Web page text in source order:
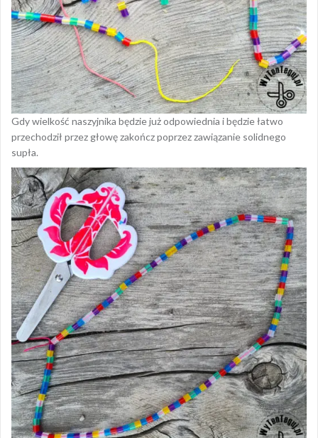
Gdy wielkość naszyjnika będzie już odpowiednia i będzie łatwo
przechodził przez głowę zakończ poprzez zawiązanie solidnego
supła.